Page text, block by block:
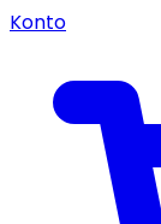
Konto